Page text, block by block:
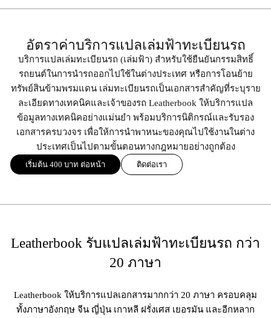
อัตราค่าบริการแปลเล่มฟ้าทะเบียนรถ
บริการแปลเล่มทะเบียนรถ (เล่มฟ้า) สำหรับใช้ยืนยันกรรมสิทธิ์
รถยนต์ในการนำรถออกไปใช้ในต่างประเทศ หรือการโอนย้าย
ทรัพย์สินข้ามพรมแดน เล่มทะเบียนรถเป็นเอกสารสำคัญที่ระบุราย
ละเอียดทางเทคนิคและเจ้าของรถ Leatherbook ให้บริการแปล
ข้อมูลทางเทคนิคอย่างแม่นยำ พร้อมบริการนิติกรณ์และรับรอง
เอกสารครบวงจร เพื่อให้การนำพาหนะของคุณไปใช้งานในต่าง
ประเทศเป็นไปตามขั้นตอนทางกฎหมายอย่างถูกต้อง
เริ่มต้น 400 บาท ต่อหน้า ติดต่อเรา
Leatherbook รับแปลเล่มฟ้าทะเบียนรถ กว่า
20 ภาษา
Leatherbook ให้บริการแปลเอกสารมากกว่า 20 ภาษา ครอบคลุม
ทั้งภาษาอังกฤษ จีน ญี่ปุ่น เกาหลี ฝรั่งเศส เยอรมัน และอีกหลาก